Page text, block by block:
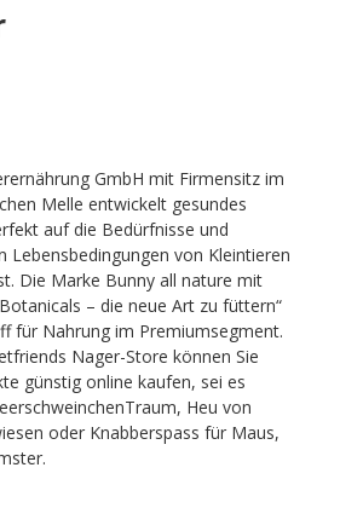
GmbH mit Firmensitz im
Melle entwickelt gesundes
auf die Bedürfnisse und
Lebensbedingungen von Kleintieren
Die Marke Bunny all nature mit
– die neue Art zu füttern“
für Nahrung im Premiumsegment.
Nager-Store können Sie
günstig online kaufen, sei es
Heu von
oder Knabberspass für Maus,